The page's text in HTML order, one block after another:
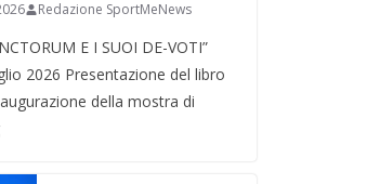
Redazione SportMeNews
E I SUOI DE-VOTI”
2026 Presentazione del libro
della mostra di